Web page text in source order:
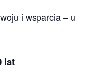
i wsparcia – ul.
lat